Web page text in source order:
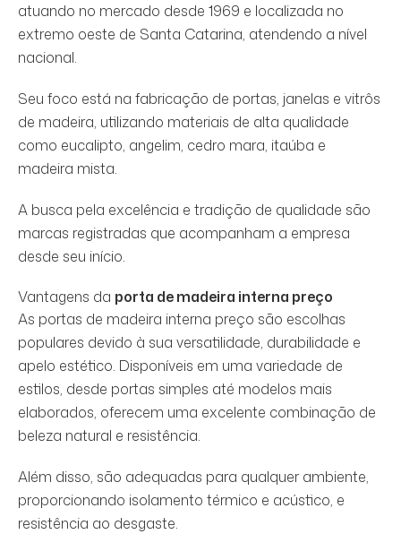
atuando no mercado desde 1969 e localizada no
extremo oeste de Santa Catarina, atendendo a nível
nacional.
Seu foco está na fabricação de portas, janelas e vitrôs
de madeira, utilizando materiais de alta qualidade
como eucalipto, angelim, cedro mara, itaúba e
madeira mista.
A busca pela excelência e tradição de qualidade são
marcas registradas que acompanham a empresa
desde seu início.
Vantagens da porta de madeira interna preço
As portas de madeira interna preço são escolhas
populares devido à sua versatilidade, durabilidade e
apelo estético. Disponíveis em uma variedade de
estilos, desde portas simples até modelos mais
elaborados, oferecem uma excelente combinação de
beleza natural e resistência.
Além disso, são adequadas para qualquer ambiente,
proporcionando isolamento térmico e acústico, e
resistência ao desgaste.